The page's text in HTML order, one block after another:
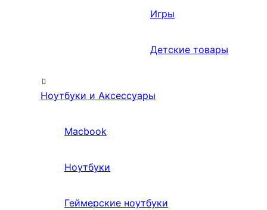
Игры
Детские товары
Ноутбуки и Аксессуары
Macbook
Ноутбуки
Геймерские ноутбуки